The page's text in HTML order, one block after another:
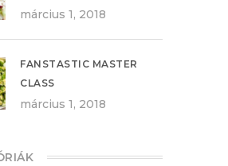
március 1, 2018
FANSTASTIC MASTER
CLASS
március 1, 2018